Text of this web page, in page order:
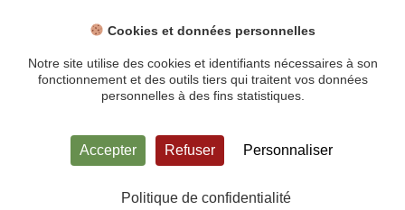
NOS FORMATIONS
NOS FORMATIONS
Connaître et prévenir les risques liés à la
Accueil Mentions légales
Cookies et données personnelles
Notre site utilise des cookies et identifiants nécessaires à son
fonctionnement et des outils tiers qui traitent vos données
personnelles à des fins statistiques.
Accepter Refuser Personnaliser
Politique de confidentialité